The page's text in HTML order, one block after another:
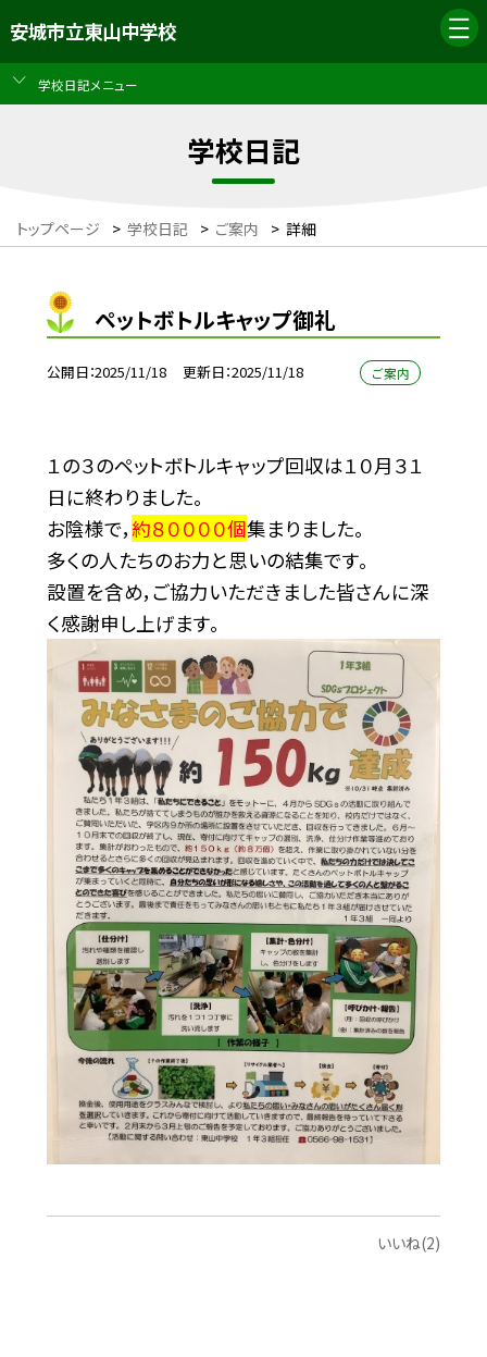
安城市立東山中学校
学校日記メニュー
学校日記
トップページ > 学校日記 > ご案内 > 詳細
ペットボトルキャップ御礼
公開日 2025/11/18 更新日 2025/11/18 ご案内
１の３のペットボトルキャップ回収は１０月３１
日に終わりました。
お陰様で， 約８００００個集まりました。
多くの人たちのお力と思いの結集です。
設置を含め，ご協力いただきました皆さんに深
く感謝申し上げます。
いいね(2)